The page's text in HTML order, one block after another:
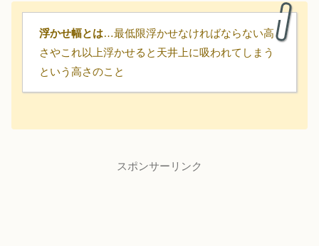
浮かせ幅とは…最低限浮かせなければならない高
さやこれ以上浮かせると天井上に吸われてしまう
という高さのこと
スポンサーリンク